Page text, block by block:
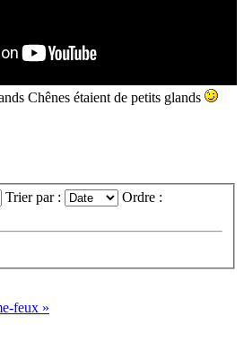
Chênes étaient de petits glands
Trier par : Ordre :
feux »